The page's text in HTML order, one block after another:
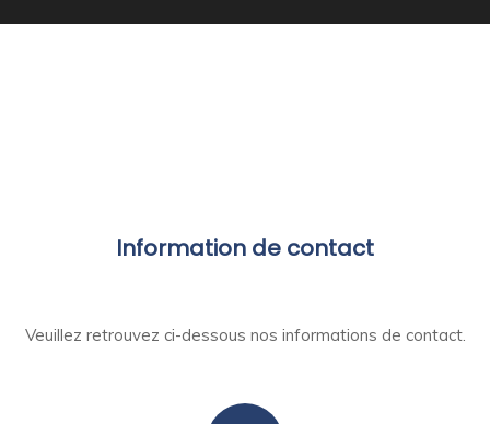
Information de contact
Veuillez retrouvez ci-dessous nos informations de contact.